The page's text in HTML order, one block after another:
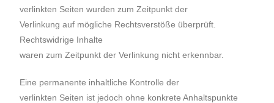
verlinkten Seiten wurden zum Zeitpunkt der
Verlinkung auf mögliche Rechtsverstöße überprüft.
Rechtswidrige Inhalte
waren zum Zeitpunkt der Verlinkung nicht erkennbar.
Eine permanente inhaltliche Kontrolle der
verlinkten Seiten ist jedoch ohne konkrete Anhaltspunkte